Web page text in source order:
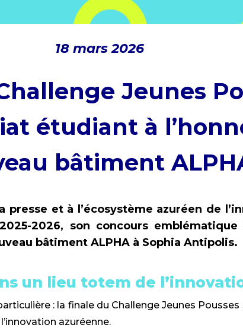
18 mars 2026
Jeunes
étudiant à
bâtiment
presse et à l’écosystème azuréen de
2026, son concours
bâtiment ALPHA à Sophia Antipolis.
un lieu totem de
: la finale du Challenge Jeunes
azuréenne.